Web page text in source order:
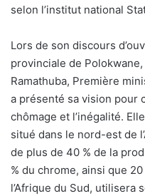
selon l’institut national
Lors de son discours
provinciale de
Ramathuba, Première
a présenté sa vision pour
chômage et l’inégalité.
situé dans le nord-est de
de plus de 40 % de la
% du chrome, ainsi que
l’Afrique du Sud, utilisera